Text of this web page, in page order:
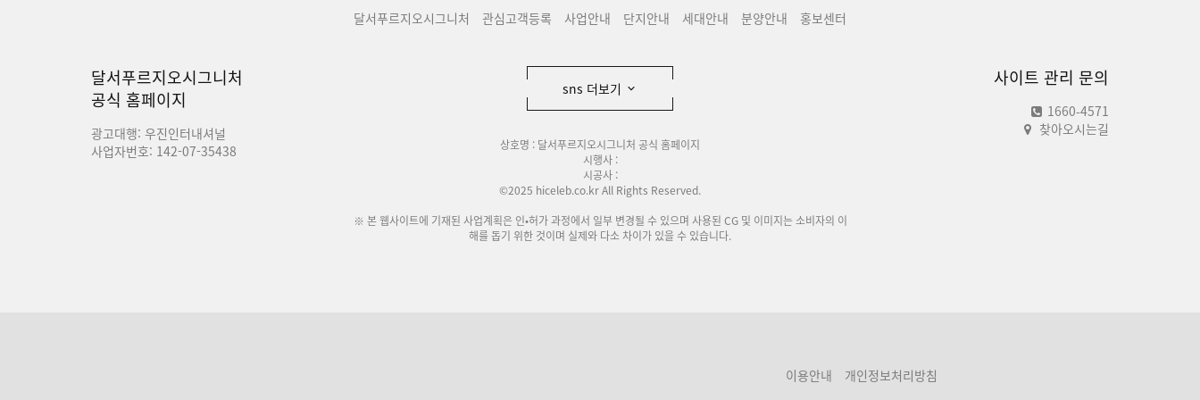
달서푸르지오시그니처 관심고객등록 사업안내 단지안내 세대안내 분양안내 홍보센터
달서푸르지오시그니처
공식 홈페이지
광고대행: 우진인터내셔널
사업자번호: 142-07-35438
사이트 관리 문의
1660-4571
찾아오시는길
sns 더보기
상호명 : 달서푸르지오시그니처 공식 홈페이지
시행사 :
시공사 :
©2025 hiceleb.co.kr All Rights Reserved.
※ 본 웹사이트에 기재된 사업계획은 인•허가 과정에서 일부 변경될 수 있으며 사용된 CG 및 이미지는 소비자의 이
해를 돕기 위한 것이며 실제와 다소 차이가 있을 수 있습니다.
이용안내 개인정보처리방침